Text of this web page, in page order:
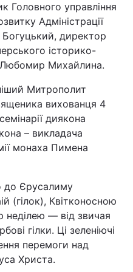
Головного управління
Адміністрації
директор
історико-
Любомир Михайлина.
Митрополит
вихованця 4
диякона
– викладача
монаха Пимена
до Єрусалиму
(гілок), Квітконосною
— від звичая
гілки. Ці зеленіючі
перемоги над
Христа.